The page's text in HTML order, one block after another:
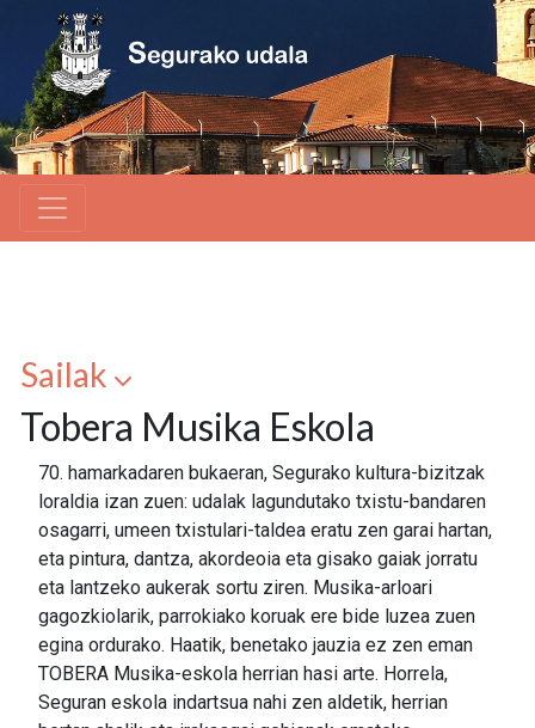
Sailak
Tobera Musika Eskola
70. hamarkadaren bukaeran, Segurako kultura-bizitzak
loraldia izan zuen: udalak lagundutako txistu-bandaren
osagarri, umeen txistulari-taldea eratu zen garai hartan,
eta pintura, dantza, akordeoia eta gisako gaiak jorratu
eta lantzeko aukerak sortu ziren. Musika-arloari
gagozkiolarik, parrokiako koruak ere bide luzea zuen
egina ordurako. Haatik, benetako jauzia ez zen eman
TOBERA Musika-eskola herrian hasi arte. Horrela,
Seguran eskola indartsua nahi zen aldetik, herrian